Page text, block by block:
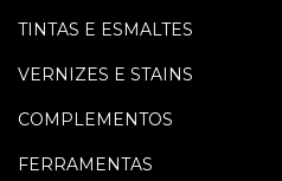
TINTAS E ESMALTES
VERNIZES E STAINS
COMPLEMENTOS
FERRAMENTAS